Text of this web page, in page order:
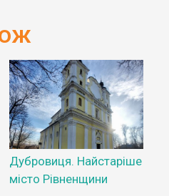
Дубровиця. Найстаріше
місто Рівненщини